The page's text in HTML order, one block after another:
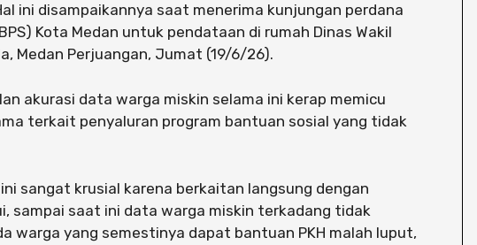
ini disampaikannya saat menerima kunjungan perdana
Kota Medan untuk pendataan di rumah Dinas Wakil
Medan Perjuangan, Jumat (19/6/26).
akurasi data warga miskin selama ini kerap memicu
terkait penyaluran program bantuan sosial yang tidak
sangat krusial karena berkaitan langsung dengan
sampai saat ini data warga miskin terkadang tidak
warga yang semestinya dapat bantuan PKH malah luput,